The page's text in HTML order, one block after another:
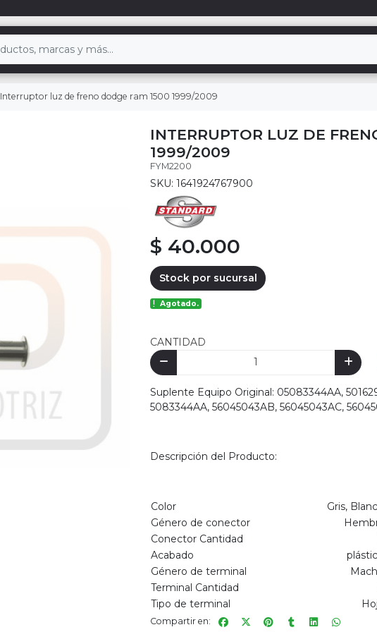
Interruptor luz de freno dodge ram 1500 1999/2009
INTERRUPTOR LUZ DE
1999/2009
FYM2200
SKU: 1641924767900
$ 40.000
Stock por sucursal
Agotado.
CANTIDAD
Suplente Equipo Original: 05083344AA,
5083344AA, 56045043AB, 56045043AC,
Descripción del Producto:
Color
Gris,
Género de conector
Conector Cantidad
Acabado
Género de terminal
Terminal Cantidad
Tipo de terminal
Compartir en: